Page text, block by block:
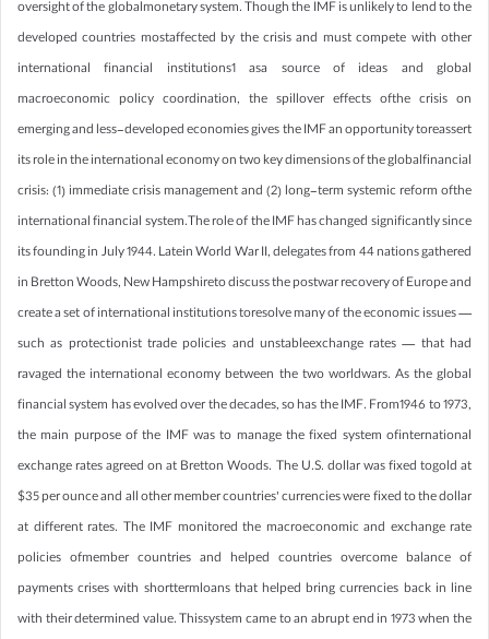
oversight of the globalmonetary system. Though the IMF is unlikely to lend to the
developed countries mostaffected by the crisis and must compete with other
international financial institutions1 asa source of ideas and global
macroeconomic policy coordination, the spillover effects ofthe crisis on
emerging and less-developed economies gives the IMF an opportunity toreassert
its role in the international economy on two key dimensions of the globalfinancial
crisis: (1) immediate crisis management and (2) long-term systemic reform ofthe
international financial system.The role of the IMF has changed significantly since
its founding in July 1944. Latein World War II, delegates from 44 nations gathered
in Bretton Woods, New Hampshireto discuss the postwar recovery of Europe and
create a set of international institutions toresolve many of the economic issues —
such as protectionist trade policies and unstableexchange rates — that had
ravaged the international economy between the two worldwars. As the global
financial system has evolved over the decades, so has the IMF. From1946 to 1973,
the main purpose of the IMF was to manage the fixed system ofinternational
exchange rates agreed on at Bretton Woods. The U.S. dollar was fixed togold at
$35 per ounce and all other member countries’ currencies were fixed to the dollar
at different rates. The IMF monitored the macroeconomic and exchange rate
policies ofmember countries and helped countries overcome balance of
payments crises with shorttermloans that helped bring currencies back in line
with their determined value. Thissystem came to an abrupt end in 1973 when the